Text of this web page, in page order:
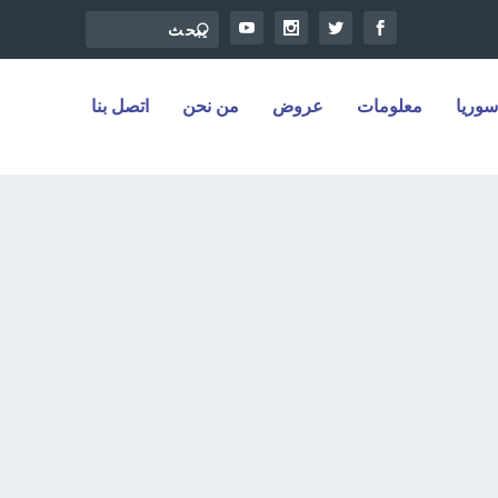
معلومات عروض من نحن اتصل بنا